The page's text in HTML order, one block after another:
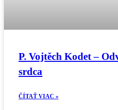
P. Vojtěch Kodet –
srdca
ČÍTAŤ VIAC »